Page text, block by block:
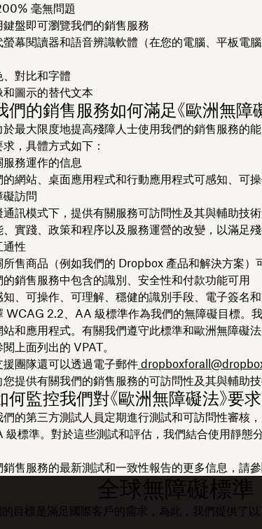
毫無問題
鍵盤即可瀏覽我們的銷售服務
螢幕閱讀器和語音辨識軟體（在您的電腦、平板電
、對比和字體
和圖示的替代文本
們的銷售服務如何滿足《歐洲無障
於最大限度地提高殘障人士使用我們的銷售服務的
，具體方式如下：
務運作的信息
的網站、桌面應用程式和行動應用程式可感知、可
礙訪問
通訊模式下，提供有關服務可訪問性及其與輔助技
、實踐、政策和程序以及服務運營的改變，以滿足
通性
所售商品（例如我們的 Dropbox 產品和解決方案）
的銷售服務中包含的識別、安全性和付款功能可用
知、可操作、可理解、穩健的識別手段、電子簽名
WCAG 2.2、AA 級標準作為我們的無障礙目標。
站和應用程式。有關我們遵守此標準和歐洲無障礙
上面列出的 VPAT。
援團隊還可以透過電子郵件
您提供有關我們的銷售服務的可訪問性及其與輔助技
何監控我們對《歐洲無障礙法》要
們的第三方測試人員定期進行測試和可訪問性審核
級標準。對於這些測試和評估，我們結合使用靜態
售服務的最新測試和一致性報告的更多信息，請參
全球無障礙標準
目標是滿足國際客戶的需求，為此，我們提供了以